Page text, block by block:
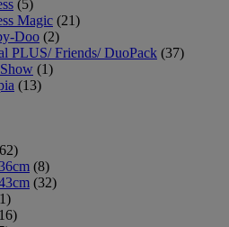
(5)
Magic (21)
Doo (2)
PLUS/ Friends/ DuoPack (37)
(1)
(13)
(8)
(32)